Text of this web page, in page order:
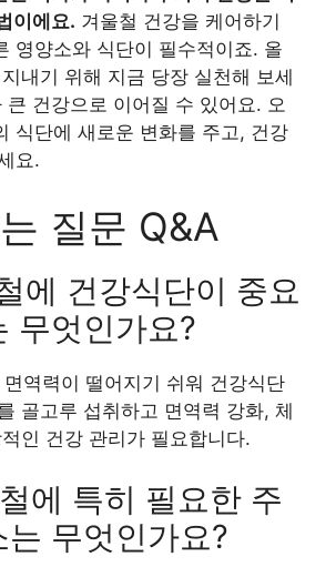
이에요. 겨울철 건강을 케어하기
영양소와 식단이 필수적이죠. 올
내기 위해 지금 당장 실천해 보세
큰 건강으로 이어질 수 있어요. 오
식단에 새로운 변화를 주고, 건강
요.
질문 Q&A
에 건강식단이 중요
무엇인가요?
역력이 떨어지기 쉬워 건강식단
골고루 섭취하고 면역력 강화, 체
인 건강 관리가 필요합니다.
에 특히 필요한 주
는 무엇인가요?